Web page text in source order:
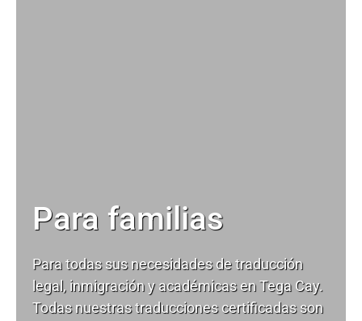
Para familias
Para todas sus necesidades detraducción
legal, inmigración y académicas en Tega Cay.
Todas nuestras traducciones certificadas son